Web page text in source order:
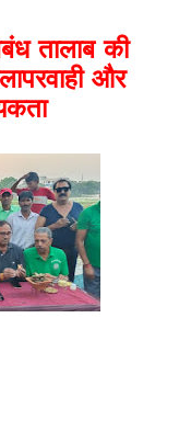
तालाब की
और